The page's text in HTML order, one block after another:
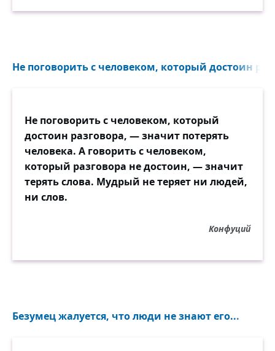
Не поговорить с человеком, который достоин
Не поговорить с человеком, который
достоин разговора, — значит потерять
человека. А говорить с человеком,
который разговора не достоин, — значит
терять слова. Мудрый не теряет ни людей,
ни слов.
Конфуций
Безумец жалуется, что люди не знают его...